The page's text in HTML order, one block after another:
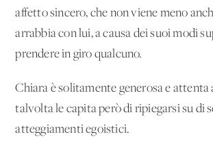
affetto sincero, che non viene meno
arrabbia con lui, a causa dei suoi modi
prendere in giro qualcuno.
Chiara è solitamente generosa e attenta
talvolta le capita però di ripiegarsi su di
atteggiamenti egoistici.